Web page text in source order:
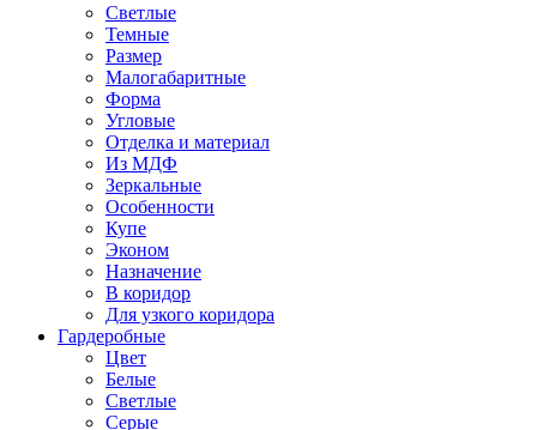
Светлые
Темные
Размер
Малогабаритные
Форма
Угловые
Отделка и материал
Из МДФ
Зеркальные
Особенности
Купе
Эконом
Назначение
В коридор
Для узкого коридора
Гардеробные
Цвет
Белые
Светлые
Серые